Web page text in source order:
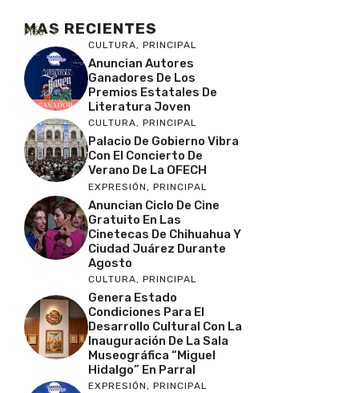
MAS RECIENTES
Más
CULTURA, PRINCIPAL
Anuncian Autores
Ganadores De Los
Premios Estatales De
Literatura Joven
CULTURA, PRINCIPAL
Palacio De Gobierno Vibra
Con El Concierto De
Verano De La OFECH
EXPRESIÓN, PRINCIPAL
Anuncian Ciclo De Cine
Gratuito En Las
Cinetecas De Chihuahua Y
Ciudad Juárez Durante
Agosto
CULTURA, PRINCIPAL
Genera Estado
Condiciones Para El
Desarrollo Cultural Con La
Inauguración De La Sala
Museográfica “Miguel
Hidalgo” En Parral
EXPRESIÓN, PRINCIPAL